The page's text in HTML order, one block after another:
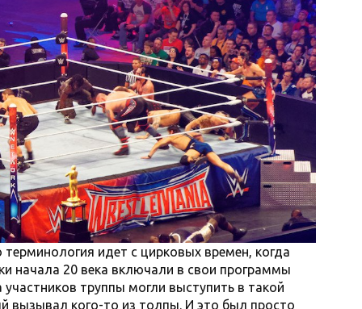
терминология идет с цирковых времен, когда
начала 20 века включали в свои программы
труппы могли выступить в такой
вызывал кого-то из толпы. И это был просто